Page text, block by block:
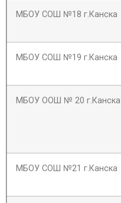
МБОУ СОШ №18 г.Канска
МБОУ СОШ №19 г.Канска
МБОУ ООШ № 20 г.Канска
МБОУ СОШ №21 г.Канска